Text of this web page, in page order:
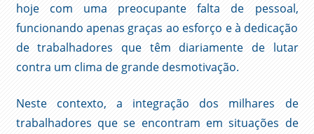
hoje com uma preocupante falta de pessoal,
funcionando apenas graças ao esforço e à dedicação
de trabalhadores que têm diariamente de lutar
contra um clima de grande desmotivação.
Neste contexto, a integração dos milhares de
trabalhadores que se encontram em situações de